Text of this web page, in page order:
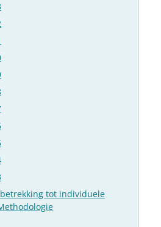
tot individuele